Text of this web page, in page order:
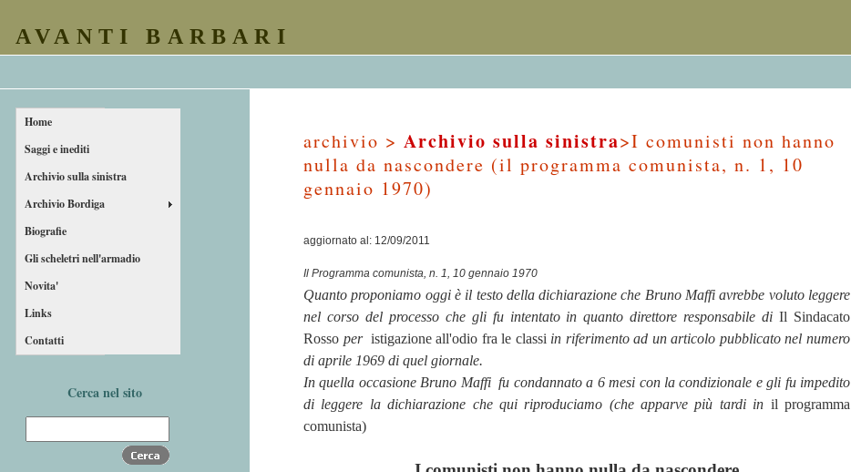
AVANTI BARBARI
Home
Saggi e inediti
Archivio sulla sinistra
Archivio Bordiga
Biografie
Gli scheletri nell'armadio
Novita'
Links
Contatti
Cerca nel sito
archivio > Archivio sulla sinistra>I comunisti non hanno
nulla da nascondere (il programma comunista, n. 1, 10
gennaio 1970)
aggiornato al: 12/09/2011
Il Programma comunista, n. 1, 10 gennaio 1970
Quanto proponiamo oggi è il testo della dichiarazione che Bruno Maffi avrebbe voluto leggere
nel corso del processo che gli fu intentato in quanto direttore responsabile diIl Sindacato
Rosso per istigazione all'odio fra le classi in riferimento ad un articolo pubblicato nel numero
di aprile 1969 di quel giornale.
In quella occasione Bruno Maffi fu condannato a 6 mesi con la condizionale e gli fu impedito
di leggere la dichiarazione che qui riproduciamo (che apparve più tardi in il programma
comunista)